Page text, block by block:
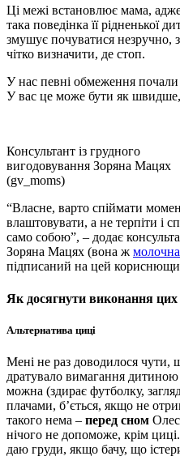
Ці межі встановлює мама,
така поведінка її рідненької
змушує почуватися незручно,
чітко визначити, де стоп.
У нас певні обмеження
У вас це може бути як швидше,
Консультант із грудного
вигодовування Зоряна Мацях
(gv_moms)
“Власне, варто спіймати
влаштовувати, а не терпіти і
само собою”, – додає
Зоряна Мацях (вона ж
підписаний на цей
Як досягнути виконання
Альтернатива циці
Мені не раз доводилося чути,
дратувало вимагання
можна (здирає футболку,
плачами, б’ється, якщо не
такого нема – перед сном
нічого не допоможе, крім
даю груди, якщо бачу, що